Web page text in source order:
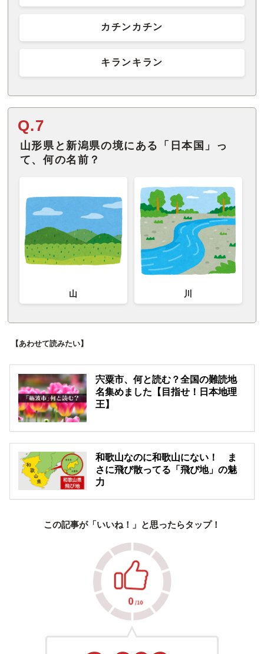
カチンカチン
キランキラン
Q.7
山形県と新潟県の境にある「日本国」っ
て、何の名前？
山 川
【あわせて読みたい】
宍粟市、何と読む？全国の難読地
名集めました【目指せ！日本地理
王】
和歌山なのに和歌山にない！ ま
さに飛び散ってる「飛び地」の魅
力
この記事が「いいね！」と思ったらタップ！